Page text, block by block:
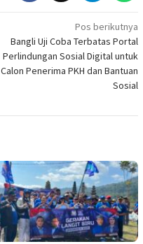
Pos berikutnya
Bangli Uji Coba Terbatas Portal
Perlindungan Sosial Digital untuk
Calon Penerima PKH dan Bantuan
Sosial